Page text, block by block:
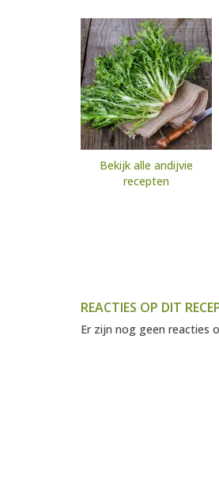
Bekijk alle andijvie
recepten
REACTIES OP DIT
Er zijn nog geen reacties